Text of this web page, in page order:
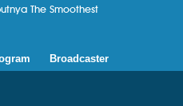
The Smoothest
Broadcaster